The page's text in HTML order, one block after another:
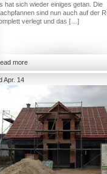
hat sich wieder einiges getan. Die
sind nun auch auf der
verlegt und das […]
more
Apr. 14